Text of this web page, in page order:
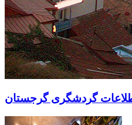
گردشگری گرجستان